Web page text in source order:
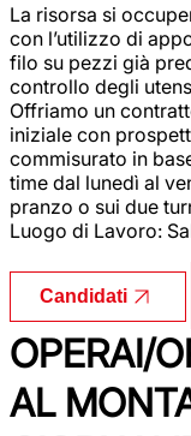
La risorsa si
con l’utilizzo di
filo su pezzi già
controllo degli
Offriamo un
iniziale con
commisurato in
time dal lunedì al
pranzo o sui due
Luogo di Lavoro:
Candidati
OPERAI/
AL